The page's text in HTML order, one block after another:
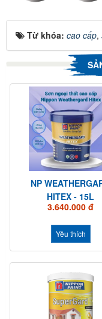
Từ khóa: cao cấp,
NP
HITEX - 15L
3.640.000 đ
Yêu thích